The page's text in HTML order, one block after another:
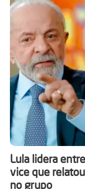
Lula lidera
vice que
no grupo